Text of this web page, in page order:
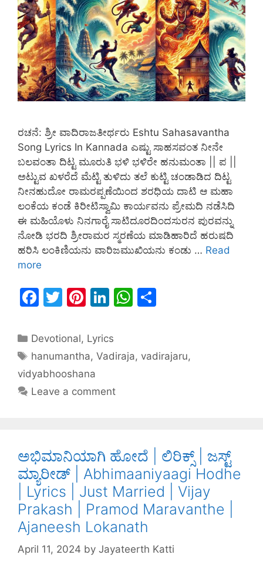
ರಚನೆ: ಶ್ರೀ ವಾದಿರಾಜತೀರ್ಥರು Eshtu Sahasavantha
Song Lyrics In Kannada ಎಷ್ಟು ಸಾಹಸವಂತ ನೀನೇ
ಬಲವಂತಾ ದಿಟ್ಟ ಮೂರುತಿ ಭಳಿ ಭಳಿರೇ ಹನುಮಂತಾ || ಪ ||
ಅಟ್ಟುವ ಖಳರೆದೆ ಮೆಟ್ಟಿ ತುಳಿದು ತಲೆ ಕುಟ್ಟಿ ಚಂಡಾಡಿದ ದಿಟ್ಟ
ನೀನಹುದೋ ರಾಮರಪ್ಪಣೆಯಿಂದ ಶರಧಿಯ ದಾಟಿ ಆ ಮಹಾ
ಲಂಕೆಯ ಕಂಡೆ ಕಿರೀಟಿಸ್ವಾಮಿ ಕಾರ್ಯವನು ಪ್ರೇಮದಿ ನಡೆಸಿದಿ
ಈ ಮಹಿಯೊಳು ನಿನಗಾರೈ ಸಾಟಿದೂರದಿಂದಸುರನ ಪುರವನ್ನು
ನೋಡಿ ಭರದಿ ಶ್ರೀರಾಮರ ಸ್ಮರಣೆಯ ಮಾಡಿಹಾರಿದೆ ಹರುಷದಿ
ಹರಿಸಿ ಲಂಕಿಣಿಯನು ವಾರಿಜಮುಖಿಯನು ಕಂಡು … Read
more
F
c
e
b
o
T
itt
er
Pi
er
e
st
Li
k
e
n
W
s e
Devotional, Lyrics
hanumantha,Vadiraja, vadirajaru,
vidyabhooshana
Leave a comment
ಅಭಿಮಾನಿಯಾಗಿ ಹೋದೆ | ಲಿರಿಕ್ಸ್ | ಜಸ್ಟ್
ಮ್ಯಾರೀಡ್ | Abhimaaniyaagi Hodhe
| Lyrics | Just Married | Vijay
Prakash | Pramod Maravanthe |
Ajaneesh Lokanath
April 11, 2024 by Jayateerth Katti